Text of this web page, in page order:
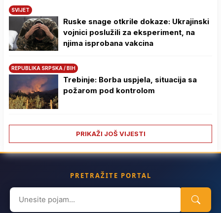
SVIJET
Ruske snage otkrile dokaze: Ukrajinski
vojnici poslužili za eksperiment, na
njima isprobana vakcina
REPUBLIKA SRPSKA / BIH
Trebinje: Borba uspjela, situacija sa
požarom pod kontrolom
PRIKAŽI JOŠ VIJESTI
PRETRAŽITE PORTAL
Search
for: